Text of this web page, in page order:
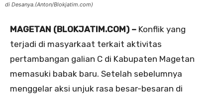
di Desanya.(Anton/Blokjatim.com)
MAGETAN (BLOKJATIM.COM) – Konflik yang
terjadi di masyarkaat terkait aktivitas
pertambangan galian C di Kabupaten Magetan
memasuki babak baru. Setelah sebelumnya
menggelar aksi unjuk rasa besar-besaran di